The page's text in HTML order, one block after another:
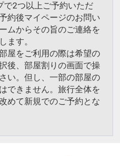
で2つ以上ご予約いただ
約後マイページのお問い
ムからその旨のご連絡を
ます。
屋をご利用の際は希望の
後、部屋割りの画面で操
い。但し、一部の部屋の
できません。旅行全体を
めて新規でのご予約とな